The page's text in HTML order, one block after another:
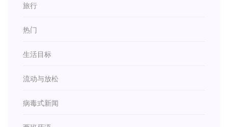
旅行
热门
生活目标
流动与放松
病毒式新闻